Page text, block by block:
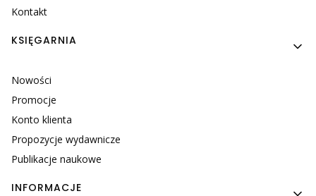
Kontakt
KSIĘGARNIA
Nowości
Promocje
Konto klienta
Propozycje wydawnicze
Publikacje naukowe
INFORMACJE